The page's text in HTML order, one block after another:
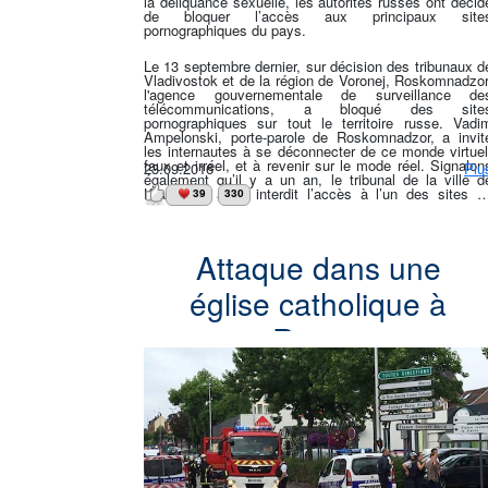
de bloquer l’accès aux principaux
pornographiques du pays.
Le 13 septembre dernier, sur décision des tribunaux
Vladivostok et de la région de Voronej,
l'agence gouvernementale de surveillance
télécommunications, a bloqué des
pornographiques sur tout le territoire russe.
Ampelonski, porte-parole de Roskomnadzor, a
les internautes à se déconnecter de ce monde
faux et irréel, et à revenir sur le mode réel.
également qu’il y a un an, le tribunal de la ville
Krasnodar avait interdit l’accès à l’un des sites
question et à dix autres sites de vidéos à caractère
23.09.2016
39 330
Attaque dans une
église catholique à
Rouen